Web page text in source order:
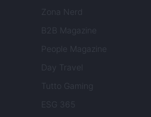
Zona Nerd
B2B Magazine
People Magazine
Day Travel
Tutto Gaming
ESG 365